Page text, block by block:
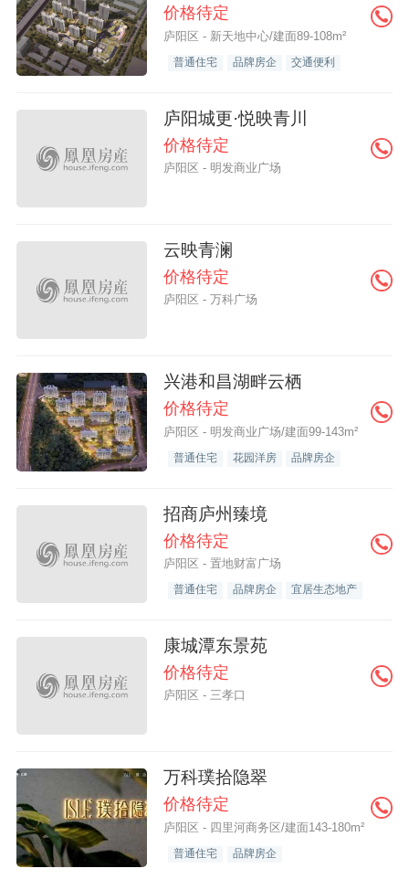
价格待定
庐阳区 - 新天地中心/建面89-108m²
普通住宅 品牌房企 交通便利
庐阳城更·悦映青川
价格待定
庐阳区 - 明发商业广场
云映青澜
价格待定
庐阳区 - 万科广场
兴港和昌湖畔云栖
价格待定
庐阳区 - 明发商业广场/建面99-143m²
普通住宅 花园洋房 品牌房企
招商庐州臻境
价格待定
庐阳区 - 置地财富广场
普通住宅 品牌房企 宜居生态地产
康城潭东景苑
价格待定
庐阳区 - 三孝口
万科璞拾隐翠
价格待定
庐阳区 - 四里河商务区/建面143-180m²
普通住宅 品牌房企